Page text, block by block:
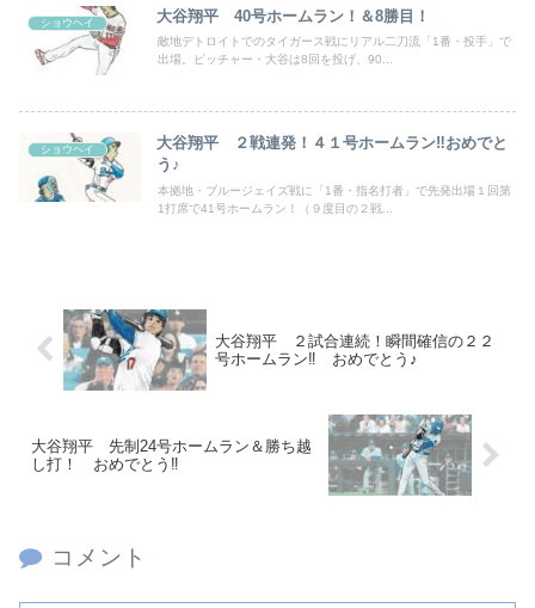
ショウヘイ 大谷翔平 40号ホームラン！＆8勝目！
敵地デトロイトでのタイガース戦にリアル二刀流「1番・投手」で
出場。ピッチャー・大谷は8回を投げ、90...
ショウヘイ
大谷翔平 ２戦連発！４１号ホームラン‼おめでと
う♪
本拠地・ブルージェイズ戦に「1番・指名打者」で先発出場１回第
1打席で41号ホームラン！（９度目の２戦...
大谷翔平 ２試合連続！瞬間確信の２２
号ホームラン‼ おめでとう♪
大谷翔平 先制24号ホームラン＆勝ち越
し打！ おめでとう‼
コメント